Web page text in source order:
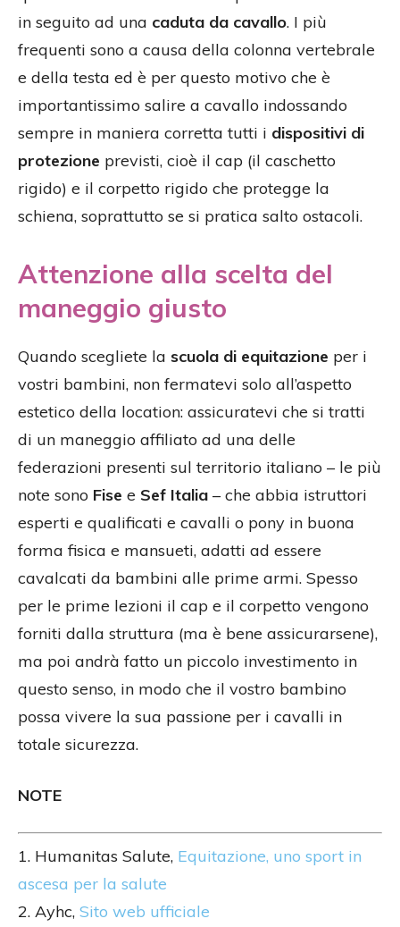
in seguito ad una caduta da cavallo. I più
frequenti sono a causa della colonna vertebrale
e della testa ed è per questo motivo che è
importantissimo salire a cavallo indossando
sempre in maniera corretta tutti i dispositivi di
protezione previsti, cioè il cap (il caschetto
rigido) e il corpetto rigido che protegge la
schiena, soprattutto se si pratica salto ostacoli.
Attenzione alla scelta del
maneggio giusto
Quando scegliete la scuola di equitazione per i
vostri bambini, non fermatevi solo all’aspetto
estetico della location: assicuratevi che si tratti
di un maneggio affiliato ad una delle
federazioni presenti sul territorio italiano – le più
note sono Fise e Sef Italia – che abbia istruttori
esperti e qualificati e cavalli o pony in buona
forma fisica e mansueti, adatti ad essere
cavalcati da bambini alle prime armi. Spesso
per le prime lezioni il cap e il corpetto vengono
forniti dalla struttura (ma è bene assicurarsene),
ma poi andrà fatto un piccolo investimento in
questo senso, in modo che il vostro bambino
possa vivere la sua passione per i cavalli in
totale sicurezza.
NOTE
1. Humanitas Salute, Equitazione, uno sport in
ascesa per la salute
2. Ayhc, Sito web ufficiale